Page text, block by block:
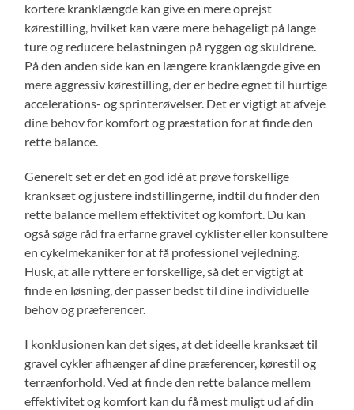
kortere kranklængde kan give en mere oprejst
kørestilling, hvilket kan være mere behageligt på lange
ture og reducere belastningen på ryggen og skuldrene.
På den anden side kan en længere kranklængde give en
mere aggressiv kørestilling, der er bedre egnet til hurtige
accelerations- og sprinterøvelser. Det er vigtigt at afveje
dine behov for komfort og præstation for at finde den
rette balance.
Generelt set er det en god idé at prøve forskellige
kranksæt og justere indstillingerne, indtil du finder den
rette balance mellem effektivitet og komfort. Du kan
også søge råd fra erfarne gravel cyklister eller konsultere
en cykelmekaniker for at få professionel vejledning.
Husk, at alle ryttere er forskellige, så det er vigtigt at
finde en løsning, der passer bedst til dine individuelle
behov og præferencer.
I konklusionen kan det siges, at det ideelle kranksæt til
gravel cykler afhænger af dine præferencer, kørestil og
terrænforhold. Ved at finde den rette balance mellem
effektivitet og komfort kan du få mest muligt ud af din